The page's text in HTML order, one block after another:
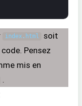
index. html
soit
Pensez
mis en
.